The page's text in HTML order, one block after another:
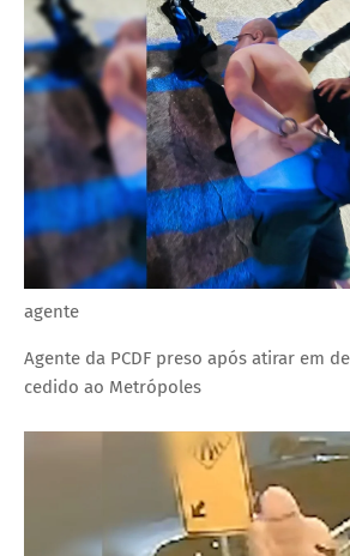
agente
Agente da PCDF preso após atirar em
cedido ao Metrópoles